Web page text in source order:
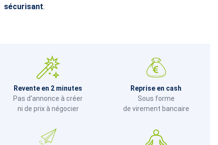
sécurisant.
Revente en 2 minutes
Pas d'annonce à créer
ni de prix à négocier
Reprise en cash
Sous forme
de virement bancaire